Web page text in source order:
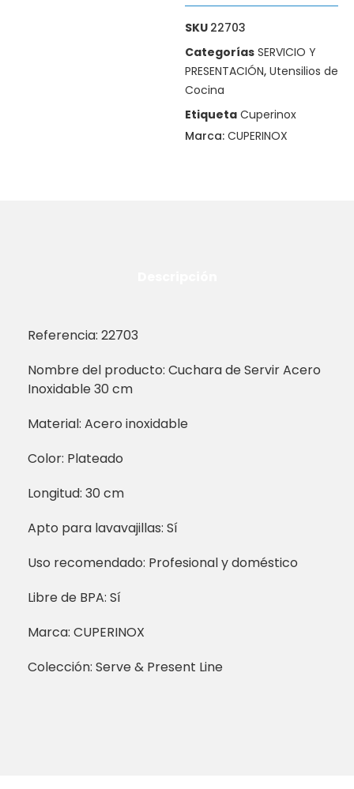
SKU 22703
Categorías SERVICIO Y
PRESENTACIÓN, Utensilios de
Cocina
Etiqueta Cuperinox
Marca: CUPERINOX
Referencia: 22703
Nombre del producto: Cuchara de Servir Acero
Inoxidable 30 cm
Material: Acero inoxidable
Color: Plateado
Longitud: 30 cm
Apto para lavavajillas: Sí
Uso recomendado: Profesional y doméstico
Libre de BPA: Sí
Marca: CUPERINOX
Colección: Serve & Present Line